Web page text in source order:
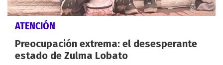
ATENCIÓN
Preocupación extrema: el desesperante
estado de Zulma Lobato